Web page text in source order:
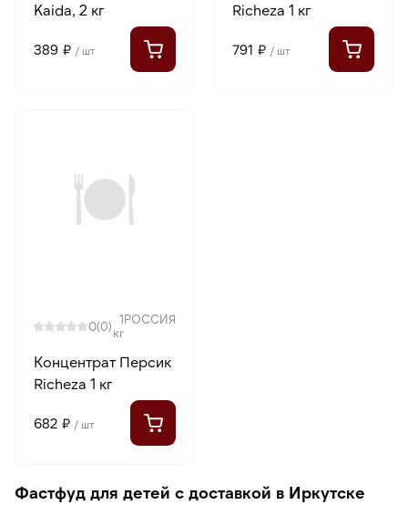
Kaida, 2 кг
389 ₽ / шт
Richeza 1 кг
791 ₽ / шт
0(0) 1
кг
РОССИЯ
Концентрат Персик
Richeza 1 кг
682 ₽ / шт
Фастфуд для детей с доставкой в Иркутске